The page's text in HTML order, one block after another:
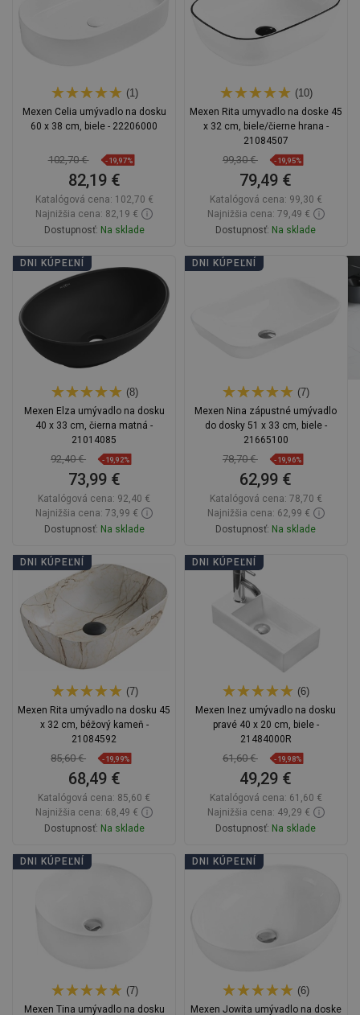
(1)
Mexen Celia umývadlo na dosku
60 x 38 cm, biele - 22206000
102,70 € -19,97%
82,19 €
Katalógová cena: 102,70 €
Najnižšia cena: 82,19 €
Dostupnosť: Na sklade
Do košíka
Porovnaj
(10)
Mexen Rita umyvadlo na doske 45
x 32 cm, biele/čierne hrana -
21084507
99,30 € -19,95%
79,49 €
Katalógová cena: 99,30 €
Najnižšia cena: 79,49 €
Dostupnosť: Na sklade
Do košíka
DNI KÚPEĽNÍ
(8)
Mexen Elza umývadlo na dosku
40 x 33 cm, čierna matná -
21014085
92,40 € -19,92%
73,99 €
Katalógová cena: 92,40 €
Najnižšia cena: 73,99 €
Dostupnosť: Na sklade
Do košíka
Obľúbené
Porovnaj
DNI KÚPEĽNÍ
(7)
Mexen Nina zápustné umývadlo
do dosky 51 x 33 cm, biele -
21665100
78,70 € -19,96%
62,99 €
Katalógová cena: 78,70 €
Najnižšia cena: 62,99 €
Dostupnosť: Na sklade
Do košíka
Porovnaj
DNI KÚPEĽNÍ
(7)
Mexen Rita umývadlo na dosku 45
x 32 cm, béžový kameň -
21084592
85,60 € -19,99%
68,49 €
Katalógová cena: 85,60 €
Najnižšia cena: 68,49 €
Dostupnosť: Na sklade
Do košíka
DNI KÚPEĽNÍ
(6)
Mexen Inez umývadlo na dosku
pravé 40 x 20 cm, biele -
21484000R
61,60 € -19,98%
49,29 €
Katalógová cena: 61,60 €
Najnižšia cena: 49,29 €
Dostupnosť: Na sklade
Do košíka
DNI KÚPEĽNÍ
(7)
Mexen Tina umývadlo na dosku
DNI KÚPEĽNÍ
(6)
Mexen Jowita umývadlo na doske